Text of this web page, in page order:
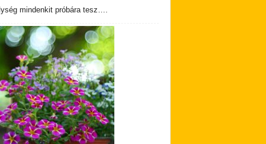
mindenkit próbára tesz….